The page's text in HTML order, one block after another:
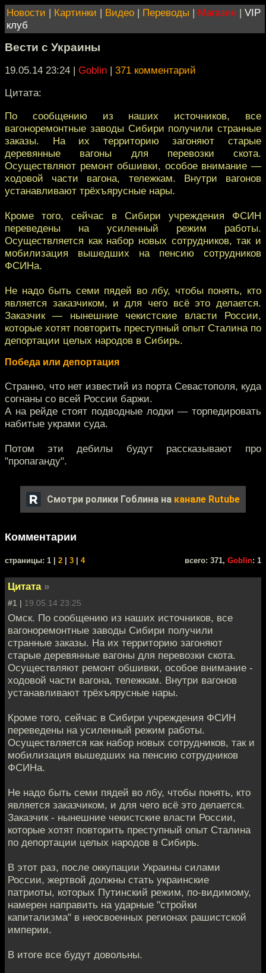
Новости | Картинки | Видео | Переводы | Магазин | VIP
клуб
Вести с Украины
19.05.14 23:24 | Goblin | 371 комментарий
Цитата:
По сообщению из наших источников, все
вагоноремонтные заводы Сибири получили странные
заказы. На их территорию загоняют старые
деревянные вагоны для перевозки скота.
Осуществляют ремонт обшивки, особое внимание —
ходовой части вагона, тележкам. Внутри вагонов
устанавливают трёхъярусные нары.
Кроме того, сейчас в Сибири учреждения ФСИН
переведены на усиленный режим работы.
Осуществляется как набор новых сотрудников, так и
мобилизация вышедших на пенсию сотрудников
ФСИНа.
Не надо быть семи пядей во лбу, чтобы понять, кто
является заказчиком, и для чего всё это делается.
Заказчик — нынешние чекистские власти России,
которые хотят повторить преступный опыт Сталина по
депортации целых народов в Сибирь.
Победа или депортация
Странно, что нет известий из порта Севастополя, куда
согнаны со всей России баржи.
А на рейде стоят подводные лодки — торпедировать
набитые украми суда.
Потом эти дебилы будут рассказывают про
"пропаганду".
Смотри ролики Гоблина на канале Rutube
Комментарии
cтраницы: 1 | 2 3 4 всего: 371, Goblin: 1
Цитата »
#1 | 19.05.14 23:25
Омск. По сообщению из наших источников, все
вагоноремонтные заводы Сибири получили
странные заказы. На их территорию загоняют
старые деревянные вагоны для перевозки скота.
Осуществляют ремонт обшивки, особое внимание -
ходовой части вагона, тележкам. Внутри вагонов
устанавливают трёхъярусные нары.
Кроме того, сейчас в Сибири учреждения ФСИН
переведены на усиленный режим работы.
Осуществляется как набор новых сотрудников, так и
мобилизация вышедших на пенсию сотрудников
ФСИНа.
Не надо быть семи пядей во лбу, чтобы понять, кто
является заказчиком, и для чего всё это делается.
Заказчик - нынешние чекистские власти России,
которые хотят повторить преступный опыт Сталина
по депортации целых народов в Сибирь.
В этот раз, после оккупации Украины силами
России, жертвой должны стать украинские
патриоты, которых Путинский режим, по-видимому,
намерен направить на ударные "стройки
капитализма" в неосвоенных регионах рашистской
империи.
В итоге все будут довольны.